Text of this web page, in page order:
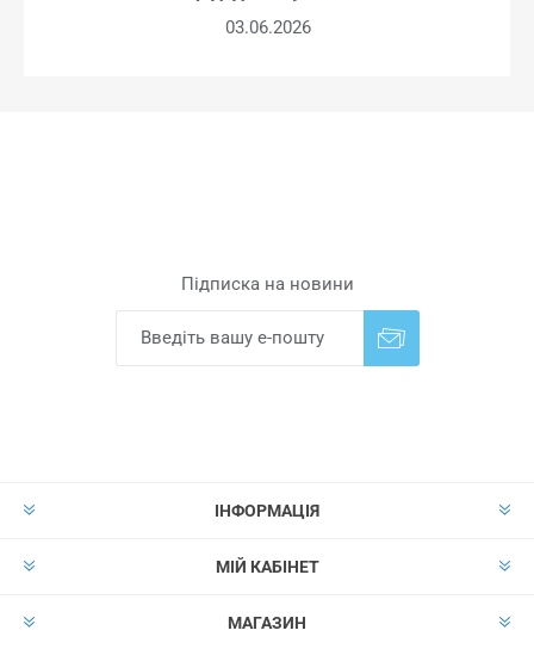
03.06.2026
Підписка на новини
ІНФОРМАЦІЯ
МІЙ КАБІНЕТ
МАГАЗИН